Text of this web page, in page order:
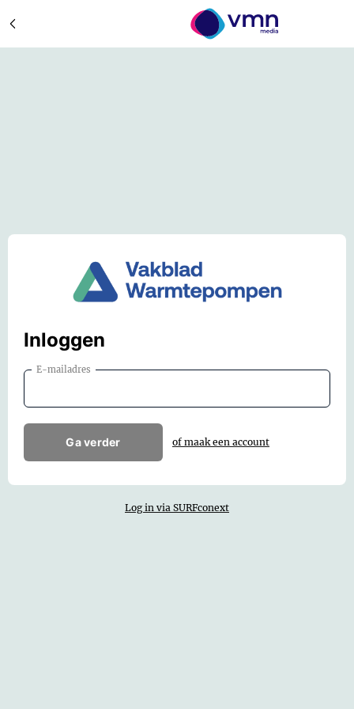
Inloggen
E-mailadres
Ga verder of maak een account
Log in via SURFconext